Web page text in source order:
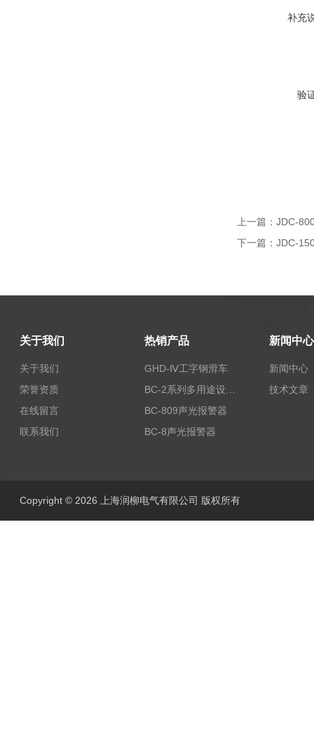
补充
验
上一篇： JDC-
下一篇： JDC-
关于我们
关于我们
荣誉资质
在线留言
联系我们
热销产品
GHD-Ⅳ工字钢滑车
BC-809声光报警器
BC-8声光报警器
新闻中心
新闻中心
技术文章
Copyright © 2026 上海润柳电气有限公司 版权所有